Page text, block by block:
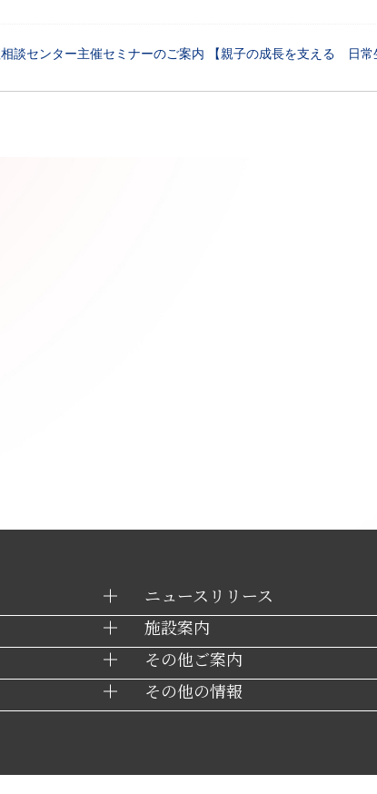
談センター主催セミナーのご案内 【親子の成長を支える 日常
ニュースリリース
施設案内
その他ご案内
その他の情報